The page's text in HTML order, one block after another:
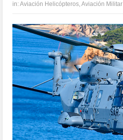
in:Aviación Helicópteros,Aviación Militar